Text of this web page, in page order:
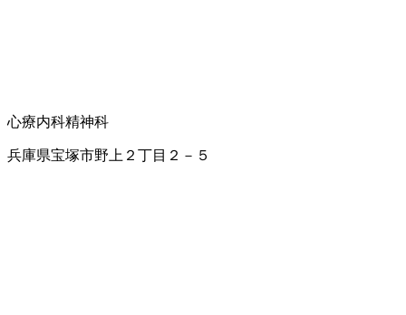
心療内科精神科
兵庫県宝塚市野上２丁目２－５